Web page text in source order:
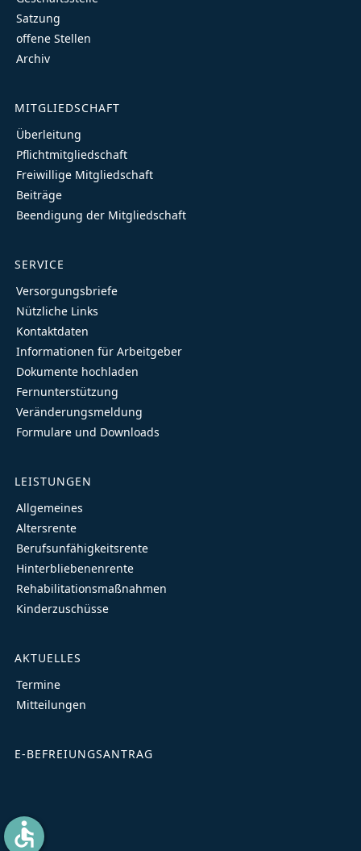
Satzung
offene Stellen
Archiv
MITGLIEDSCHAFT
Überleitung
Pflichtmitgliedschaft
Freiwillige Mitgliedschaft
Beiträge
Beendigung der Mitgliedschaft
SERVICE
Versorgungsbriefe
Nützliche Links
Kontaktdaten
Informationen für Arbeitgeber
Dokumente hochladen
Fernunterstützung
Veränderungsmeldung
Formulare und Downloads
LEISTUNGEN
Allgemeines
Altersrente
Berufsunfähigkeitsrente
Hinterbliebenenrente
Rehabilitationsmaßnahmen
Kinderzuschüsse
AKTUELLES
Termine
Mitteilungen
E-BEFREIUNGSANTRAG
accessible